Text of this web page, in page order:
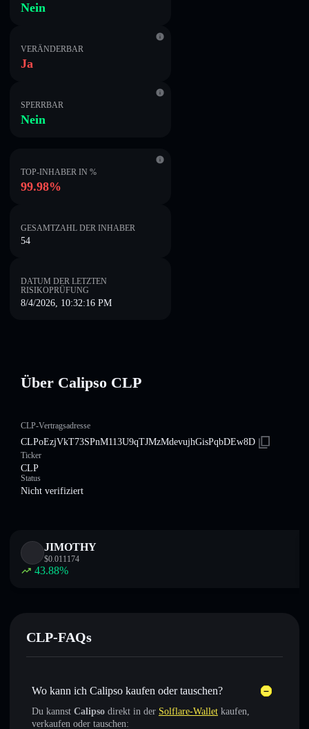
Nein
VERÄNDERBAR
Ja
SPERRBAR
Nein
TOP-INHABER IN %
99.98%
GESAMTZAHL DER INHABER
54
DATUM DER LETZTEN
RISIKOPRÜFUNG
8/4/2026, 10:32:16 PM
Über Calipso CLP
CLP-Vertragsadresse
CLPoEzjVkT73SPnM113U9qTJMzMdevujhGisPqbDEw8D
Ticker
CLP
Status
Nicht verifiziert
JIMOTHY
$0.011174
43.88%
CLP-FAQs
Wo kann ich Calipso kaufen oder tauschen?
Du kannst Calipso direkt in der Solflare-Wallet kaufen,
verkaufen oder tauschen: